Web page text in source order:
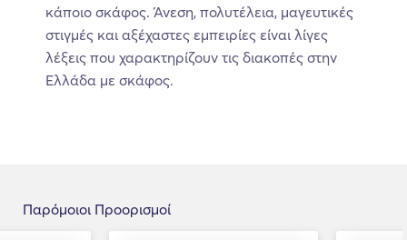
κάποιο σκάφος. Άνεση, πολυτέλεια, μαγευτικές
στιγμές και αξέχαστες εμπειρίες είναι λίγες
λέξεις που χαρακτηρίζουν τις διακοπές στην
Ελλάδα με σκάφος.
Παρόμοιοι Προορισμοί